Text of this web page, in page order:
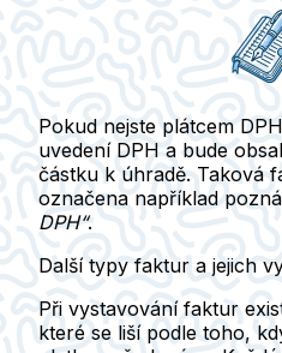
Pokud nejste plátcem DPH
uvedení DPH a bude
částku k úhradě. Taková
označena například
DPH“.
Další typy faktur a jejich
Při vystavování faktur
které se liší podle toho,